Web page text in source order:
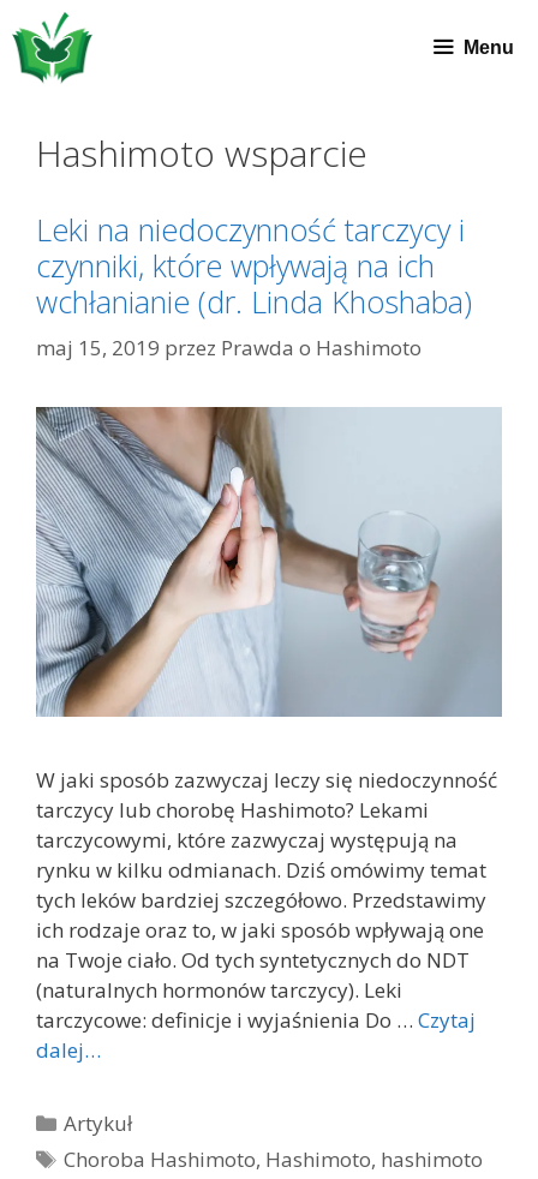
Przeskocz
do
treści
Menu
Hashimoto wsparcie
Leki na niedoczynność tarczycy i
czynniki, które wpływają na ich
wchłanianie (dr. Linda Khoshaba)
maj 15, 2019 przez Prawda o Hashimoto
W jaki sposób zazwyczaj leczy się niedoczynność
tarczycy lub chorobę Hashimoto? Lekami
tarczycowymi, które zazwyczaj występują na
rynku w kilku odmianach. Dziś omówimy temat
tych leków bardziej szczegółowo. Przedstawimy
ich rodzaje oraz to, w jaki sposób wpływają one
na Twoje ciało. Od tych syntetycznych do NDT
(naturalnych hormonów tarczycy). Leki
tarczycowe: definicje i wyjaśnienia Do … Czytaj
dalej…
Kategorie
Artykuł
Tagi
Choroba Hashimoto, Hashimoto, hashimoto